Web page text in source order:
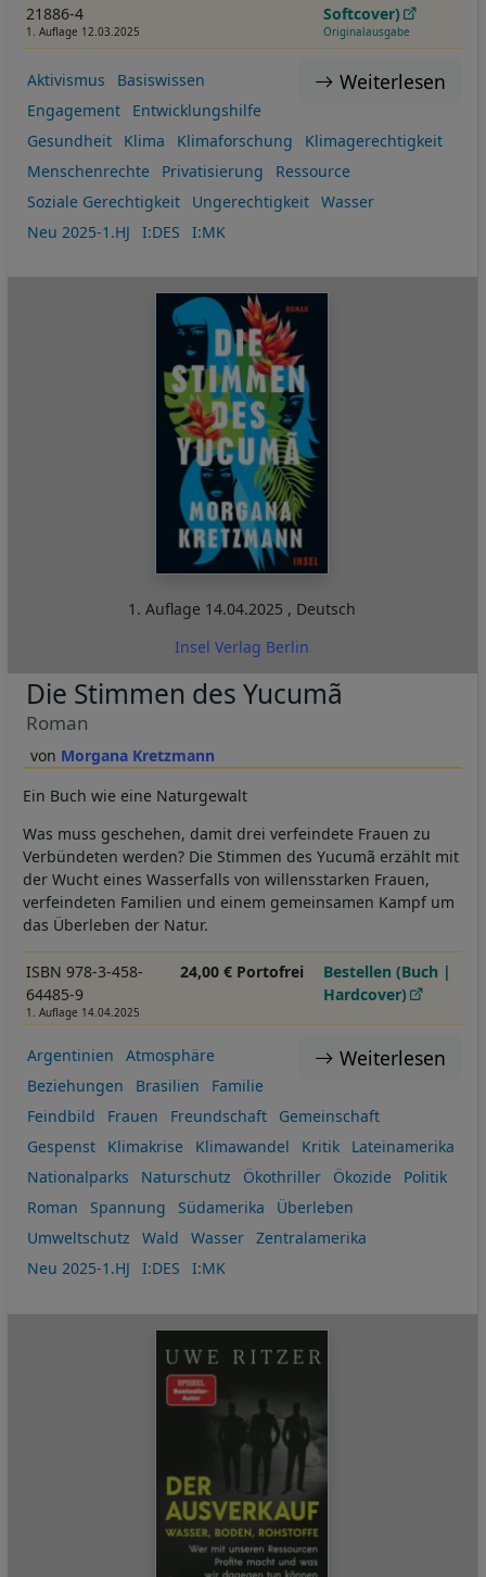
21886-4
1. Auflage 12.03.2025
Softcover)
Originalausgabe
Weiterlesen
Aktivismus
Basiswissen
Engagement
Entwicklungshilfe
Gesundheit
Klima Klimaforschung
Klimagerechtigkeit
Menschenrechte
Privatisierung
Ressource
Soziale Gerechtigkeit
Ungerechtigkeit
Wasser
Neu 2025-1.HJ
I:DES I:MK
1. Auflage 14.04.2025 , Deutsch
Insel Verlag Berlin
Morgana Kretzmann
Die Stimmen des Yucumã
Roman
Ein Buch wie eine Naturgewalt
Was muss geschehen, damit drei verfeindete Frauen zu
Verbündeten werden? Die Stimmen des Yucumã erzählt mit
der Wucht eines Wasserfalls von willensstarken Frauen,
verfeindeten Familien und einem gemeinsamen Kampf um
das Überleben der Natur.
ISBN 978-3-458-
64485-9
1. Auflage 14.04.2025
24,00 € Portofrei
Bestellen (Buch |
Hardcover)
Weiterlesen
Argentinien
Atmosphäre
Beziehungen
Brasilien
Familie
Feindbild
Frauen Freundschaft
Gemeinschaft
Gespenst
Klimakrise Klimawandel Kritik
Lateinamerika
Nationalparks
Naturschutz Ökothriller Ökozide
Politik
Roman
Spannung Südamerika
Überleben
Umweltschutz
Wald Wasser
Zentralamerika
Neu 2025-1.HJ
I:DES I:MK